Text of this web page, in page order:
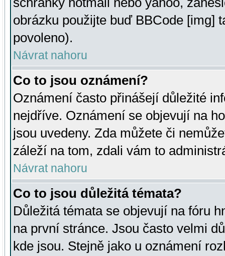
obrázku použijte buď BBCode [img]
povoleno).
Návrat nahoru
Co to jsou oznámení?
Oznámení často přinášejí důležité
nejdříve. Oznámení se objevují na
jsou uvedeny. Zda můžete či
záleží na tom, zdali vám to
Návrat nahoru
Co to jsou důležitá témata?
Důležitá témata se objevují na fóru
na první stránce. Jsou často velmi
kde jsou. Stejně jako u oznámení